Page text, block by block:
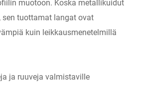
muotoon. Koska metallikuidut
sen tuottamat langat ovat
kuin leikkausmenetelmillä
ja ruuveja valmistaville